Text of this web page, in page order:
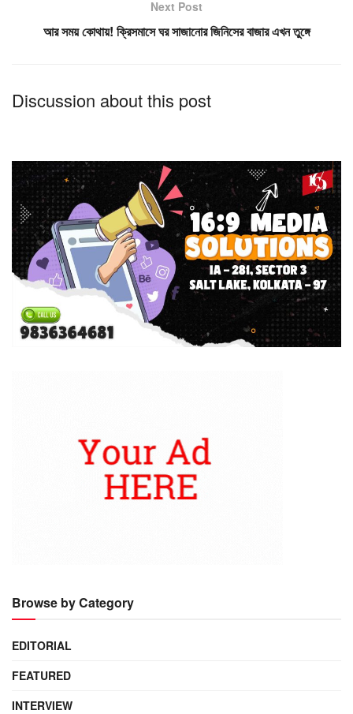
Next Post
আর সময় কোথায়! ক্রিসমাসে ঘর সাজানোর জিনিসের বাজার এখন তুঙ্গে
Discussion about this post
Browse by Category
EDITORIAL
FEATURED
INTERVIEW